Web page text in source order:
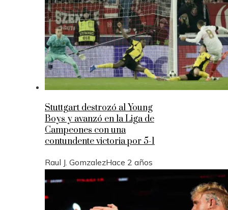
Stuttgart destrozó al Young
Boys y avanzó en la Liga de
Campeones con una
contundente victoria por 5-1
Raul J. GomzalezHace 2 años